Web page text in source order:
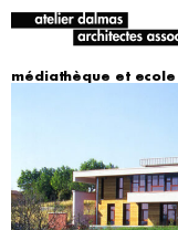
médiathèque et